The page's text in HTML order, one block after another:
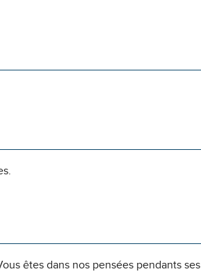
êtes dans nos pensées pendants ses